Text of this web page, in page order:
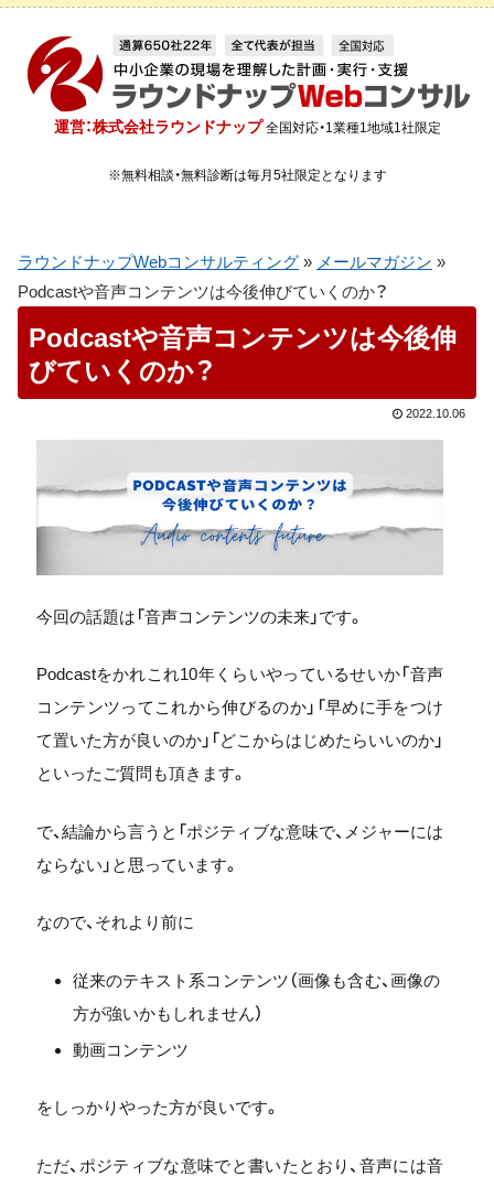
運営：株式会社ラウンドナップ 全国対応・1業種1地域1社限定
※無料相談・無料診断は毎月5社限定となります
ラウンドナップWebコンサルティング » メールマガジン »
Podcastや音声コンテンツは今後伸びていくのか？
Podcastや音声コンテンツは今後伸
びていくのか？
2022.10.06
今回の話題は「音声コンテンツの未来」です。
Podcastをかれこれ10年くらいやっているせいか「音声
コンテンツってこれから伸びるのか」「早めに手をつけ
て置いた方が良いのか」「どこからはじめたらいいのか」
といったご質問も頂きます。
で、結論から言うと「ポジティブな意味で、メジャーには
ならない」と思っています。
なので、それより前に
従来のテキスト系コンテンツ（画像も含む、画像の
方が強いかもしれません）
動画コンテンツ
をしっかりやった方が良いです。
ただ、ポジティブな意味でと書いたとおり、音声には音